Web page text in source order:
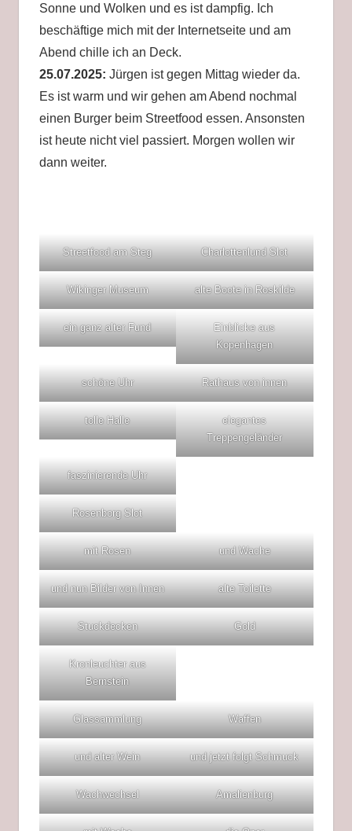
Sonne und Wolken und es ist dampfig. Ich
beschäftige mich mit der Internetseite und am
Abend chille ich an Deck.
25.07.2025: Jürgen ist gegen Mittag wieder da.
Es ist warm und wir gehen am Abend nochmal
einen Burger beim Streetfood essen. Ansonsten
ist heute nicht viel passiert. Morgen wollen wir
dann weiter.
Streetfood am Steg Charlottenlund Slot
Wikinger Museum alte Boote in Roskilde
ein ganz alter Fund
Einblicke aus
Kopenhagen
schöne Uhr Rathaus von innen
tolle Halle
elegantes
Treppengeländer
faszinierende Uhr
Rosenborg Slot
mit Rosen und Wache
und nun Bilder von Innen alte Toilette
Stuckdecken Gold
Kronleuchter aus
Bernstein
Glassammlung Waffen
und alter Wein und jetzt folgt Schmuck
Wachwechsel Amalienburg